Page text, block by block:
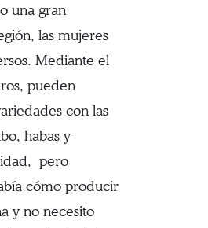
una gran
las mujeres
Mediante el
pueden
con las
habas y
pero
cómo producir
y no necesito